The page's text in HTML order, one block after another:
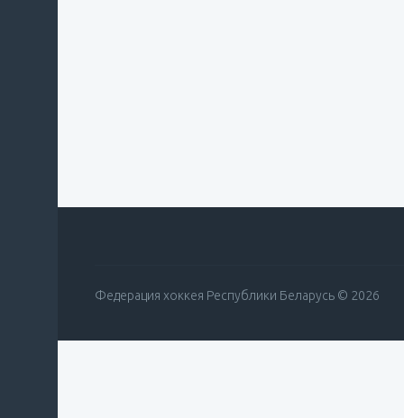
Федерация хоккея Республики Беларусь © 2026